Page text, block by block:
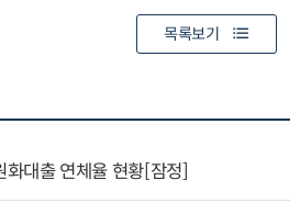
목록보기
대출 연체율 현황[잠정]